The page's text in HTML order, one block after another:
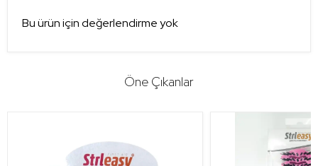
Bu ürün için değerlendirme yok
Öne Çıkanlar